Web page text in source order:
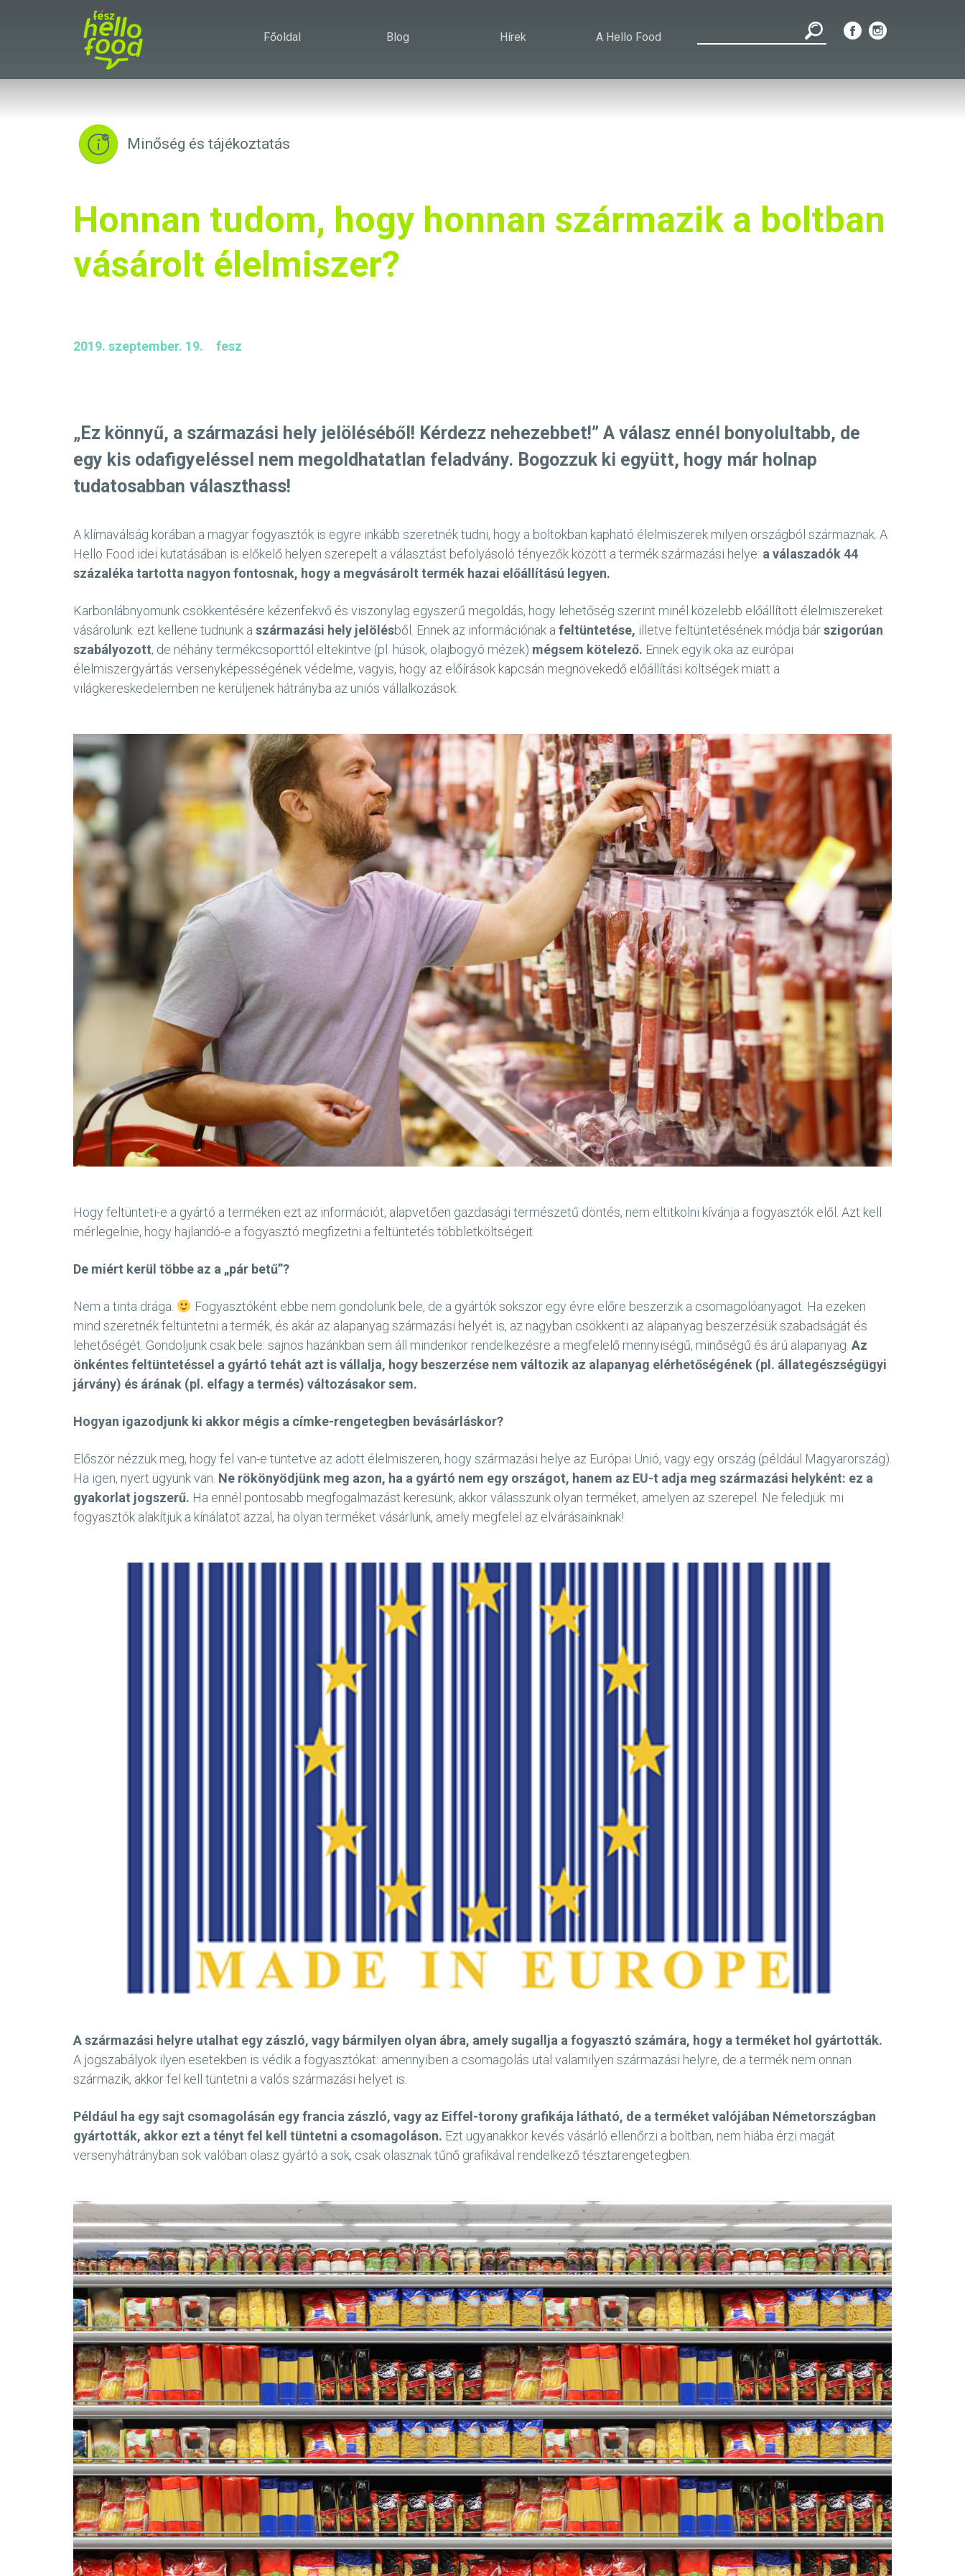
Főoldal Blog Hírek A Hello Food
Minőség és tájékoztatás
Honnan tudom, hogy honnan származik a boltban
vásárolt élelmiszer?
2019. szeptember. 19. fesz
„Ez könnyű, a származási hely jelöléséből! Kérdezz nehezebbet!” A válasz ennél bonyolultabb, de
egy kis odafigyeléssel nem megoldhatatlan feladvány. Bogozzuk ki együtt, hogy már holnap
tudatosabban választhass!
A klímaválság korában a magyar fogyasztók is egyre inkább szeretnék tudni, hogy a boltokban kapható élelmiszerek milyen országból származnak. A
Hello Food idei kutatásában is előkelő helyen szerepelt a választást befolyásoló tényezők között a termék származási helye: a válaszadók 44
százaléka tartotta nagyon fontosnak, hogy a megvásárolt termék hazai előállítású legyen.
Karbonlábnyomunk csökkentésére kézenfekvő és viszonylag egyszerű megoldás, hogy lehetőség szerint minél közelebb előállított élelmiszereket
vásárolunk: ezt kellene tudnunk a származási hely jelölésből. Ennek az információnak a feltüntetése, illetve feltüntetésének módja bárszigorúan
szabályozott, de néhány termékcsoporttól eltekintve (pl. húsok, olajbogyó mézek) mégsem kötelező. Ennek egyik oka az európai
élelmiszergyártás versenyképességének védelme, vagyis, hogy az előírások kapcsán megnövekedő előállítási költségek miatt a
világkereskedelemben ne kerüljenek hátrányba az uniós vállalkozások.
Hogy feltünteti-e a gyártó a terméken ezt az információt, alapvetően gazdasági természetű döntés, nem eltitkolni kívánja a fogyasztók elől. Azt kell
mérlegelnie, hogy hajlandó-e a fogyasztó megfizetni a feltüntetés többletköltségeit.
De miért kerül többe az a „pár betű”?
Nem a tinta drága.
Fogyasztóként ebbe nem gondolunk bele, de a gyártók sokszor egy évre előre beszerzik a csomagolóanyagot. Ha ezeken
mind szeretnék feltüntetni a termék, és akár az alapanyag származási helyét is, az nagyban csökkenti az alapanyag beszerzésük szabadságát és
lehetőségét. Gondoljunk csak bele: sajnos hazánkban sem áll mindenkor rendelkezésre a megfelelő mennyiségű, minőségű és árú alapanyag. Az
önkéntes feltüntetéssel a gyártó tehát azt is vállalja, hogy beszerzése nem változik az alapanyag elérhetőségének (pl. állategészségügyi
járvány) és árának (pl. elfagy a termés) változásakor sem.
Hogyan igazodjunk ki akkor mégis a címke-rengetegben bevásárláskor?
Először nézzük meg, hogy fel van-e tüntetve az adott élelmiszeren, hogy származási helye az Európai Unió, vagy egy ország (például Magyarország).
Ha igen, nyert ügyünk van. Ne rökönyödjünk meg azon, ha a gyártó nem egy országot, hanem az EU-t adja meg származási helyként: ez a
gyakorlat jogszerű. Ha ennél pontosabb megfogalmazást keresünk, akkor válasszunk olyan terméket, amelyen az szerepel. Ne feledjük: mi
fogyasztók alakítjuk a kínálatot azzal, ha olyan terméket vásárlunk, amely megfelel az elvárásainknak!
A származási helyre utalhat egy zászló, vagy bármilyen olyan ábra, amely sugallja a fogyasztó számára, hogy a terméket hol gyártották.
A jogszabályok ilyen esetekben is védik a fogyasztókat: amennyiben a csomagolás utal valamilyen származási helyre, de a termék nem onnan
származik, akkor fel kell tüntetni a valós származási helyet is.
Például ha egy sajt csomagolásán egy francia zászló, vagy az Eiffel-torony grafikája látható, de a terméket valójában Németországban
gyártották, akkor ezt a tényt fel kell tüntetni a csomagoláson. Ezt ugyanakkor kevés vásárló ellenőrzi a boltban, nem hiába érzi magát
versenyhátrányban sok valóban olasz gyártó a sok, csak olasznak tűnő grafikával rendelkező tésztarengetegben.